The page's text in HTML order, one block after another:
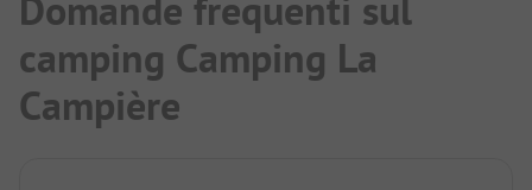
camping Camping La
Campière